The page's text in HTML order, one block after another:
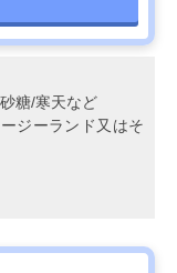
糖/寒天など
ジーランド又はそ